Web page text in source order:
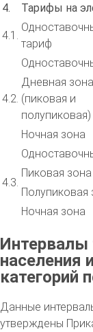
4.
Тарифы на
4.1.
тариф
4.2.
Дневная зона
(пиковая и
полупиковая)
Ночная зона
4.3.
Пиковая зона
Полупиковая
Ночная зона
Интервалы
населения
категорий
Данные
утверждены